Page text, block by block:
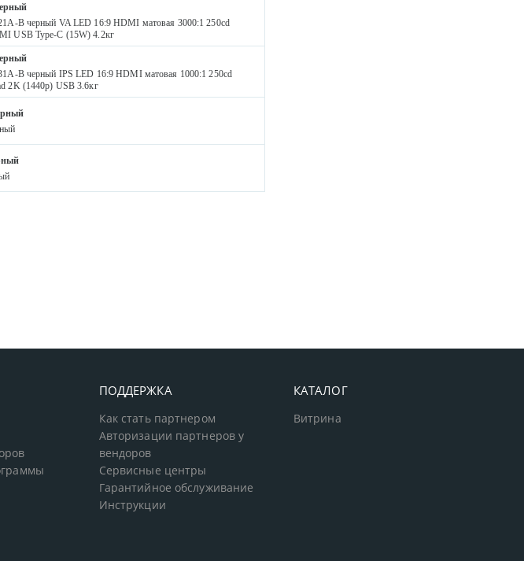
B черный VA LED 16:9 HDMI матовая 3000:1 250cd
USB Type-C (15W) 4.2кг
B черный IPS LED 16:9 HDMI матовая 1000:1 250cd
2K (1440p) USB 3.6кг
ПОДДЕРЖКА
Как стать партнером
Авторизации партнеров у
вендоров
Сервисные центры
Гарантийное обслуживание
Инструкции
КАТАЛОГ
Витрина